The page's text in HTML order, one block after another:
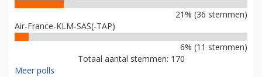
21% (36 stemmen)
Air-France-KLM-SAS(-TAP)
6% (11 stemmen)
Totaal aantal stemmen: 170
Meer polls